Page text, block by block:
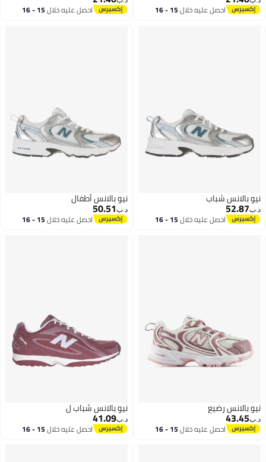
احصل عليه خلال 15 - 16 احصل عليه خلال 15 - 16
نيو بالانس شباب
د.ب‏52.87
احصل عليه خلال 15 - 16
نيو بالانس أطفال
د.ب‏50.51
احصل عليه خلال 15 - 16
نيو بالانس رضيع
د.ب‏43.45
احصل عليه خلال 15 - 16
نيو بالانس شباب ل
د.ب‏41.09
احصل عليه خلال 15 - 16